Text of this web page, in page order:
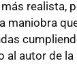
realista,
maniobra
al autor de la